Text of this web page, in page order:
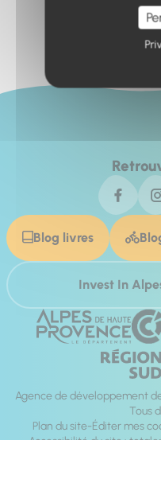
Blog livres
Invest In
Agence de développement
Tous
Plan du site Éditer mes
Accessibilité du site :